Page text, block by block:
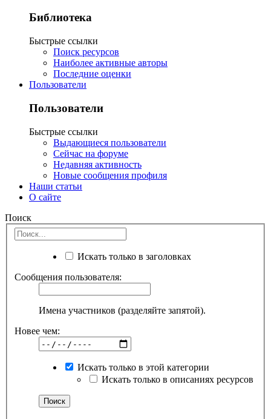
Библиотека
Быстрые ссылки
Поиск ресурсов
Наиболее активные авторы
Последние оценки
Пользователи
Пользователи
Быстрые ссылки
Выдающиеся пользователи
Сейчас на форуме
Недавняя активность
Новые сообщения профиля
Наши статьи
О сайте
Поиск
Искать только в заголовках
Сообщения пользователя:
Имена участников (разделяйте запятой).
Новее чем:
Искать только в этой категории
Искать только в описаниях ресурсов